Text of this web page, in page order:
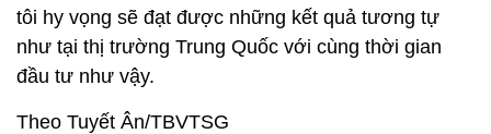
tôi hy vọng sẽ đạt được những kết quả tương tự
như tại thị trường Trung Quốc với cùng thời gian
đầu tư như vậy.
Theo Tuyết Ân/TBVTSG